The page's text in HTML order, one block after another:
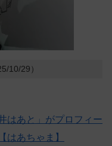
10/29）
はあと」がプロフィー
はあちゃま】